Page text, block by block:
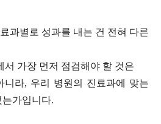
과별로 성과를 내는 건 전혀 다른
서 가장 먼저 점검해야 할 것은
니라, 우리 병원의 진료과에 맞는
가입니다.